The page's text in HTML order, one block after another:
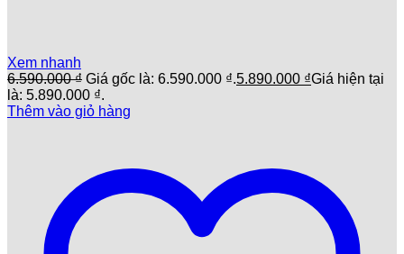
Xem nhanh
6.590.000₫ Giá gốc là: 6.590.000 ₫.5.890.000 ₫Giá hiện tại
là: 5.890.000 ₫.
Thêm vào giỏ hàng